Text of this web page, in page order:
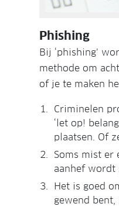
Phishing
Bij ‘phishing’
methode om
of je te maken
Criminelen
‘let op!
plaatsen. Of
Soms mist er
aanhef wordt
Het is goed
gewend